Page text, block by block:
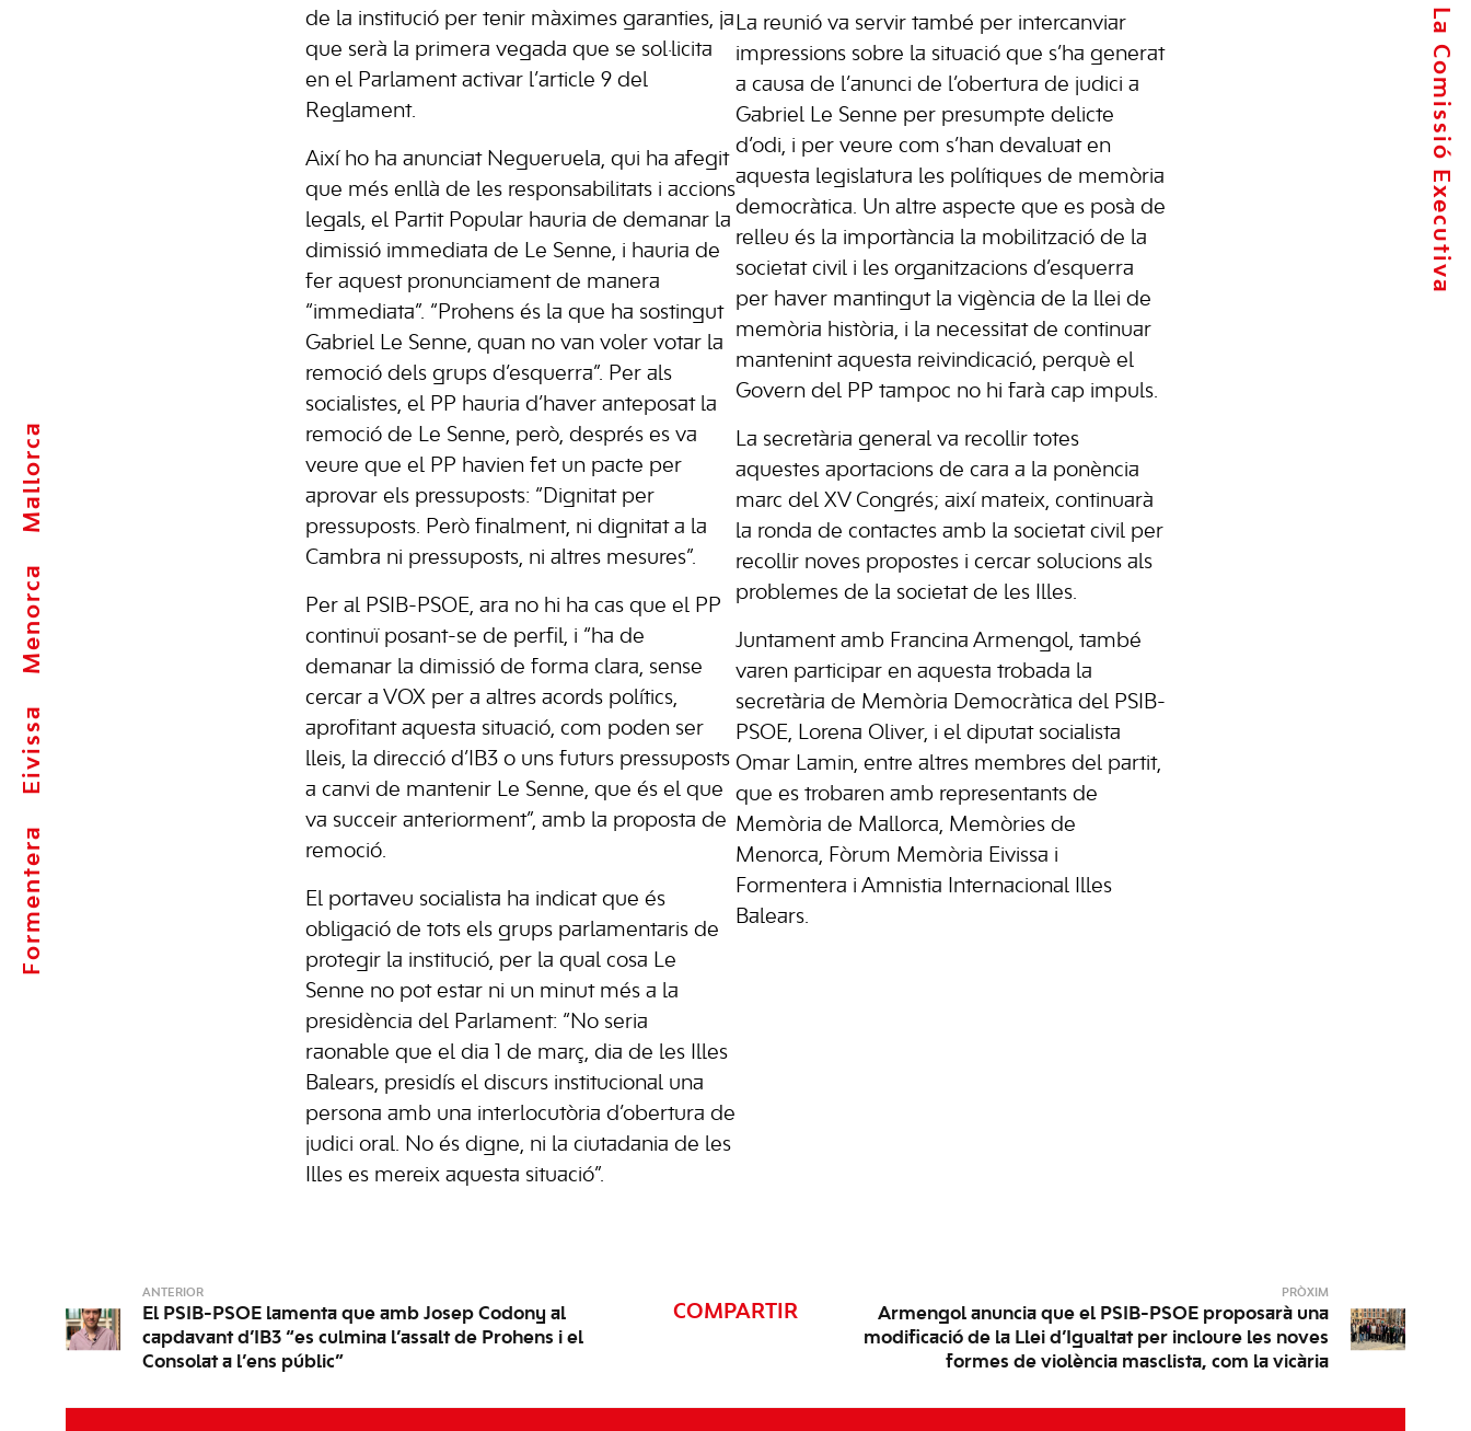
Formentera
Eivissa
Menorca
Mallorca
La Comissió Executiva
de la institució per tenir màximes garanties, ja
que serà la primera vegada que se sol·licita
en el Parlament activar l’article 9 del
Reglament.
Així ho ha anunciat Negueruela, qui ha afegit
que més enllà de les responsabilitats i accions
legals, el Partit Popular hauria de demanar la
dimissió immediata de Le Senne, i hauria de
fer aquest pronunciament de manera
“immediata”. “Prohens és la que ha sostingut
Gabriel Le Senne, quan no van voler votar la
remoció dels grups d’esquerra”. Per als
socialistes, el PP hauria d’haver anteposat la
remoció de Le Senne, però, després es va
veure que el PP havien fet un pacte per
aprovar els pressuposts: “Dignitat per
pressuposts. Però finalment, ni dignitat a la
Cambra ni pressuposts, ni altres mesures”.
Per al PSIB-PSOE, ara no hi ha cas que el PP
continuï posant-se de perfil, i “ha de
demanar la dimissió de forma clara, sense
cercar a VOX per a altres acords polítics,
aprofitant aquesta situació, com poden ser
lleis, la direcció d’IB3 o uns futurs pressuposts
a canvi de mantenir Le Senne, que és el que
va succeir anteriorment”, amb la proposta de
remoció.
El portaveu socialista ha indicat que és
obligació de tots els grups parlamentaris de
protegir la institució, per la qual cosa Le
Senne no pot estar ni un minut més a la
presidència del Parlament: “No seria
raonable que el dia 1 de març, dia de les Illes
Balears, presidís el discurs institucional una
persona amb una interlocutòria d’obertura de
judici oral. No és digne, ni la ciutadania de les
Illes es mereix aquesta situació”.
La reunió va servir també per intercanviar
impressions sobre la situació que s’ha generat
a causa de l’anunci de l’obertura de judici a
Gabriel Le Senne per presumpte delicte
d’odi, i per veure com s’han devaluat en
aquesta legislatura les polítiques de memòria
democràtica. Un altre aspecte que es posà de
relleu és la importància la mobilització de la
societat civil i les organitzacions d’esquerra
per haver mantingut la vigència de la llei de
memòria història, i la necessitat de continuar
mantenint aquesta reivindicació, perquè el
Govern del PP tampoc no hi farà cap impuls.
La secretària general va recollir totes
aquestes aportacions de cara a la ponència
marc del XV Congrés; així mateix, continuarà
la ronda de contactes amb la societat civil per
recollir noves propostes i cercar solucions als
problemes de la societat de les Illes.
Juntament amb Francina Armengol, també
varen participar en aquesta trobada la
secretària de Memòria Democràtica del PSIB-
PSOE, Lorena Oliver, i el diputat socialista
Omar Lamin, entre altres membres del partit,
que es trobaren amb representants de
Memòria de Mallorca, Memòries de
Menorca, Fòrum Memòria Eivissa i
Formentera i Amnistia Internacional Illes
Balears.
ANTERIOR
El PSIB-PSOE lamenta que amb Josep Codony al
capdavant d’IB3 “es culmina l’assalt de Prohens i el
Consolat a l’ens públic”
COMPARTIR
PRÒXIM
Armengol anuncia que el PSIB-PSOE proposarà una
modificació de la Llei d’Igualtat per incloure les noves
formes de violència masclista, com la vicària